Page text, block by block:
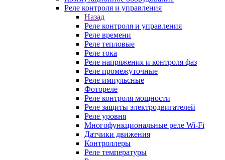
Реле контроля и управления
Назад
Реле контроля и управления
Реле времени
Реле тепловые
Реле тока
Реле напряжения и контроля фаз
Реле промежуточные
Реле импульсные
Фотореле
Реле контроля мощности
Реле защиты электродвигателей
Реле уровня
Многофункциональные реле Wi-Fi
Датчики движения
Контроллеры
Реле температуры